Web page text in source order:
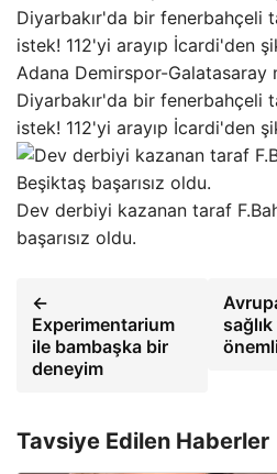
Adana Demirspor-Galatasaray
Diyarbakır'da bir fenerbahçeli
istek! 112'yi arayıp İcardi'den
Dev derbiyi kazanan taraf
başarısız oldu.
←
Experimentarium
ile bambaşka bir
deneyim
Tavsiye Edilen Haberler